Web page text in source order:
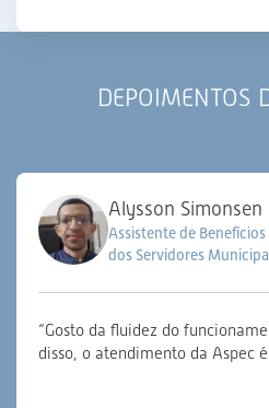
DEPOIMENTOS
Alysson Simonsen
Assistente de
dos Servidores
“Gosto da fluidez do
disso, o atendimento da Aspec